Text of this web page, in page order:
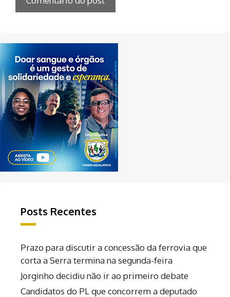
Posts Recentes
Prazo para discutir a concessão da ferrovia que
corta a Serra termina na segunda-feira
Jorginho decidiu não ir ao primeiro debate
Candidatos do PL que concorrem a deputado